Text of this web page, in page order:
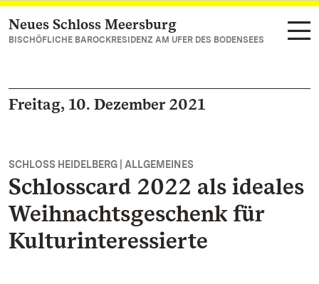
Zum Hauptinhalt springen
Neues Schloss Meersburg
BISCHÖFLICHE BAROCKRESIDENZ AM UFER DES BODENSEES
Freitag, 10. Dezember 2021
SCHLOSS HEIDELBERG | ALLGEMEINES
Schlosscard 2022 als ideales
Weihnachtsgeschenk für
Kulturinteressierte